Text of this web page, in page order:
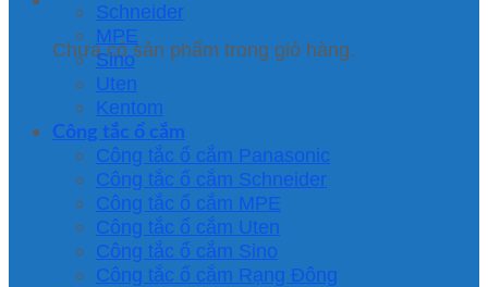
Chưa có sản phẩm trong giỏ hàng.
Schneider
MPE
Sino
Uten
Kentom
Công tắc ổ cắm
Công tắc ổ cắm Panasonic
Công tắc ổ cắm Schneider
Công tắc ổ cắm MPE
Công tắc ổ cắm Uten
Công tắc ổ cắm Sino
Công tắc ổ cắm Rạng Đông